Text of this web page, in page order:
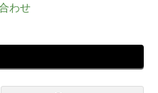
わせ